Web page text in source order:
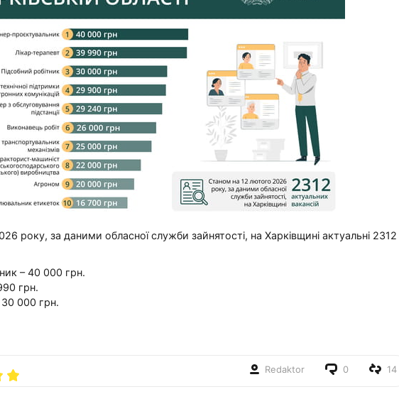
року, за даними обласної служби зайнятості, на Харківщині актуальні 2312
– 40 000 грн.
грн.
30 000 грн.
Redaktor 0 14